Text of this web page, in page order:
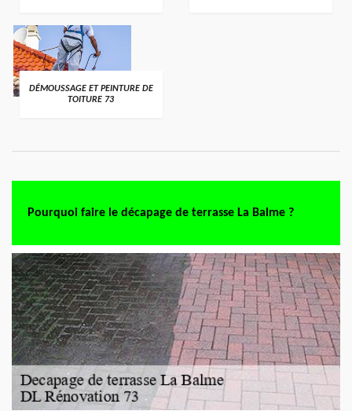
DÉMOUSSAGE ET PEINTURE DE
TOITURE 73
Pourquoi faire le décapage de terrasse La Balme ?